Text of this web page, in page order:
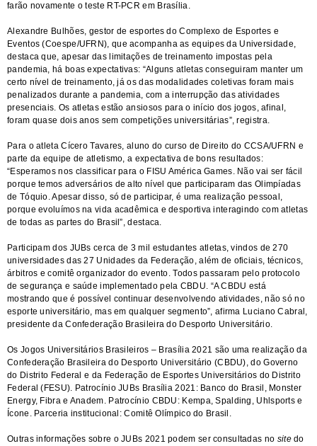
farão novamente o teste RT-PCR em Brasília.
Alexandre Bulhões, gestor de esportes do Complexo de Esportes e
Eventos (Coespe/UFRN), que acompanha as equipes da Universidade,
destaca que, apesar das limitações de treinamento impostas pela
pandemia, há boas expectativas: “Alguns atletas conseguiram manter um
certo nível de treinamento, já os das modalidades coletivas foram mais
penalizados durante a pandemia, com a interrupção das atividades
presenciais. Os atletas estão ansiosos para o início dos jogos, afinal,
foram quase dois anos sem competições universitárias”, registra.
Para o atleta Cícero Tavares, aluno do curso de Direito do CCSA/UFRN e
parte da equipe de atletismo, a expectativa de bons resultados:
“Esperamos nos classificar para o FISU América Games. Não vai ser fácil
porque temos adversários de alto nível que participaram das Olimpíadas
de Tóquio. Apesar disso, só de participar, é uma realização pessoal,
porque evoluímos na vida acadêmica e desportiva interagindo com atletas
de todas as partes do Brasil”, destaca.
Participam dos JUBs cerca de 3 mil estudantes atletas, vindos de 270
universidades das 27 Unidades da Federação, além de oficiais, técnicos,
árbitros e comitê organizador do evento. Todos passaram pelo protocolo
de segurança e saúde implementado pela CBDU. “A CBDU está
mostrando que é possível continuar desenvolvendo atividades, não só no
esporte universitário, mas em qualquer segmento”, afirma Luciano Cabral,
presidente da Confederação Brasileira do Desporto Universitário.
Os Jogos Universitários Brasileiros – Brasília 2021 são uma realização da
Confederação Brasileira do Desporto Universitário (CBDU), do Governo
do Distrito Federal e da Federação de Esportes Universitários do Distrito
Federal (FESU). Patrocínio JUBs Brasília 2021: Banco do Brasil, Monster
Energy, Fibra e Anadem. Patrocínio CBDU: Kempa, Spalding, Uhlsports e
Ícone. Parceria institucional: Comitê Olímpico do Brasil.
Outras informações sobre o JUBs 2021 podem ser consultadas no sitedo